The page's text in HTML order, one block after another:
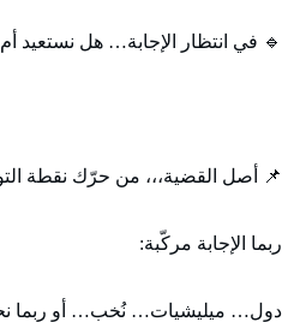
🔹 في انتظار الإجابة… هل نستعيد أم
📌 أصل القضية،،، من حرّك نقطة
ربما الإجابة مركّبة:
دول… ميليشيات… نُخب… أو ربما